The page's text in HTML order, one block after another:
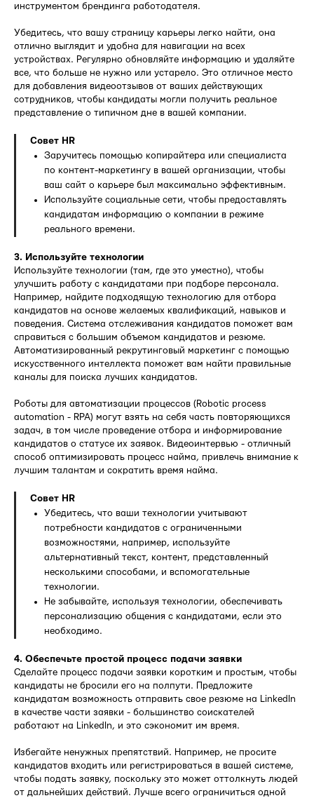
инструментом брендинга работодателя.
Убедитесь, что вашу страницу карьеры легко найти, она
отлично выглядит и удобна для навигации на всех
устройствах. Регулярно обновляйте информацию и удаляйте
все, что больше не нужно или устарело. Это отличное место
для добавления видеоотзывов от ваших действующих
сотрудников, чтобы кандидаты могли получить реальное
представление о типичном дне в вашей компании.
Совет HR
Заручитесь помощью копирайтера или специалиста
по контент-маркетингу в вашей организации, чтобы
ваш сайт о карьере был максимально эффективным.
Используйте социальные сети, чтобы предоставлять
кандидатам информацию о компании в режиме
реального времени.
3. Используйте технологии
Используйте технологии (там, где это уместно), чтобы
улучшить работу с кандидатами при подборе персонала.
Например, найдите подходящую технологию для отбора
кандидатов на основе желаемых квалификаций, навыков и
поведения. Система отслеживания кандидатов поможет вам
справиться с большим объемом кандидатов и резюме.
Автоматизированный рекрутинговый маркетинг с помощью
искусственного интеллекта поможет вам найти правильные
каналы для поиска лучших кандидатов.
Роботы для автоматизации процессов (Robotic process
automation - RPA) могут взять на себя часть повторяющихся
задач, в том числе проведение отбора и информирование
кандидатов о статусе их заявок. Видеоинтервью - отличный
способ оптимизировать процесс найма, привлечь внимание к
лучшим талантам и сократить время найма.
Совет HR
Убедитесь, что ваши технологии учитывают
потребности кандидатов с ограниченными
возможностями, например, используйте
альтернативный текст, контент, представленный
несколькими способами, и вспомогательные
технологии.
Не забывайте, используя технологии, обеспечивать
персонализацию общения с кандидатами, если это
необходимо.
4. Обеспечьте простой процесс подачи заявки
Сделайте процесс подачи заявки коротким и простым, чтобы
кандидаты не бросили его на полпути. Предложите
кандидатам возможность отправить свое резюме на LinkedIn
в качестве части заявки - большинство соискателей
работают на LinkedIn, и это сэкономит им время.
Избегайте ненужных препятствий. Например, не просите
кандидатов входить или регистрироваться в вашей системе,
чтобы подать заявку, поскольку это может оттолкнуть людей
от дальнейших действий. Лучше всего ограничиться одной